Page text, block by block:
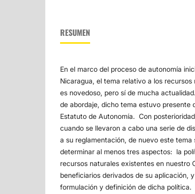
RESUMEN
En el marco del proceso de autonomía
Nicaragua, el tema relativo a los
es novedoso, pero sí de mucha
de abordaje, dicho tema estuvo presente
Estatuto de Autonomía. Con
cuando se llevaron a cabo una serie de
a su reglamentación, de nuevo este
determinar al menos tres aspectos: la
recursos naturales existentes en nuestro
beneficiarios derivados de su aplicación,
formulación y definición de dicha